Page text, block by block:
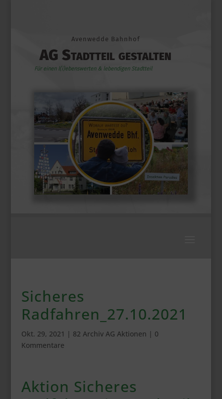
Avenwedde Bahnhof
AG Stadtteil gestalten
Für einen l(i)ebenswerten & lebendigen Stadtteil
Sicheres
Radfahren_27.10.2021
Okt. 29, 2021 | 82 Archiv AG Aktionen | 0
Kommentare
Aktion Sicheres